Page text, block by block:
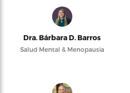
Dra. Bárbara D. Barros
Salud Mental & Menopausia